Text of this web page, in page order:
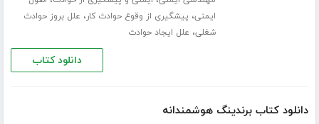
ایمنی، پیشگیری از وقوع حوادث کار، علل بروز حوادث
شغلی، علل ایجاد حوادث
دانلود کتاب
دانلود کتاب برندینگ هوشمندانه